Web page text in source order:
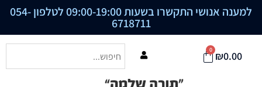
למענה אנושי התקשרו בשעות 09:00-19:00 לטלפון 054-
6718711
₪0.00
0